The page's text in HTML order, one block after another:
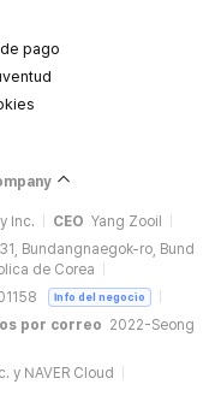
pago
Inc. CEO Yang Zooil
Bundangnaegok-ro, Bund
de Corea
Info del negocio
por correo 2022-Seong
y NAVER Cloud